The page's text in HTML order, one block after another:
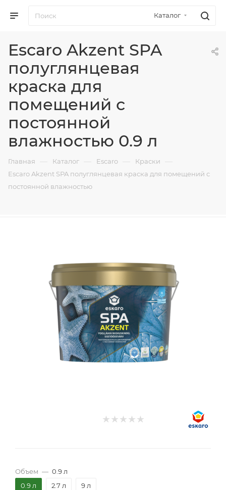
Каталог
Escaro Akzent SPA
полуглянцевая
краска для
помещений с
постоянной
влажностью 0.9 л
Главная — Каталог — Escaro — Краски —
Escaro Akzent SPA полуглянцевая краска для помещений с
постоянной влажностью
Объем — 0.9 л
0.9 л
2.7 л 9 л